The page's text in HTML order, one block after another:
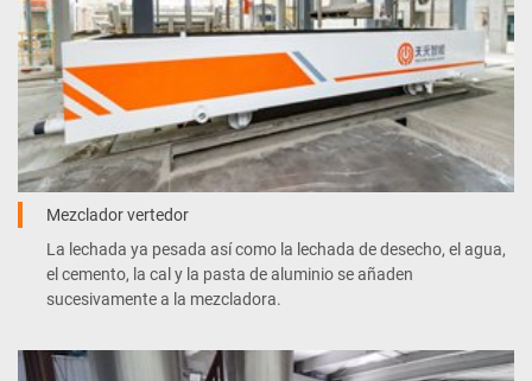
Mezclador vertedor
La lechada ya pesada así como la lechada de desecho, el agua,
el cemento, la cal y la pasta de aluminio se añaden
sucesivamente a la mezcladora.